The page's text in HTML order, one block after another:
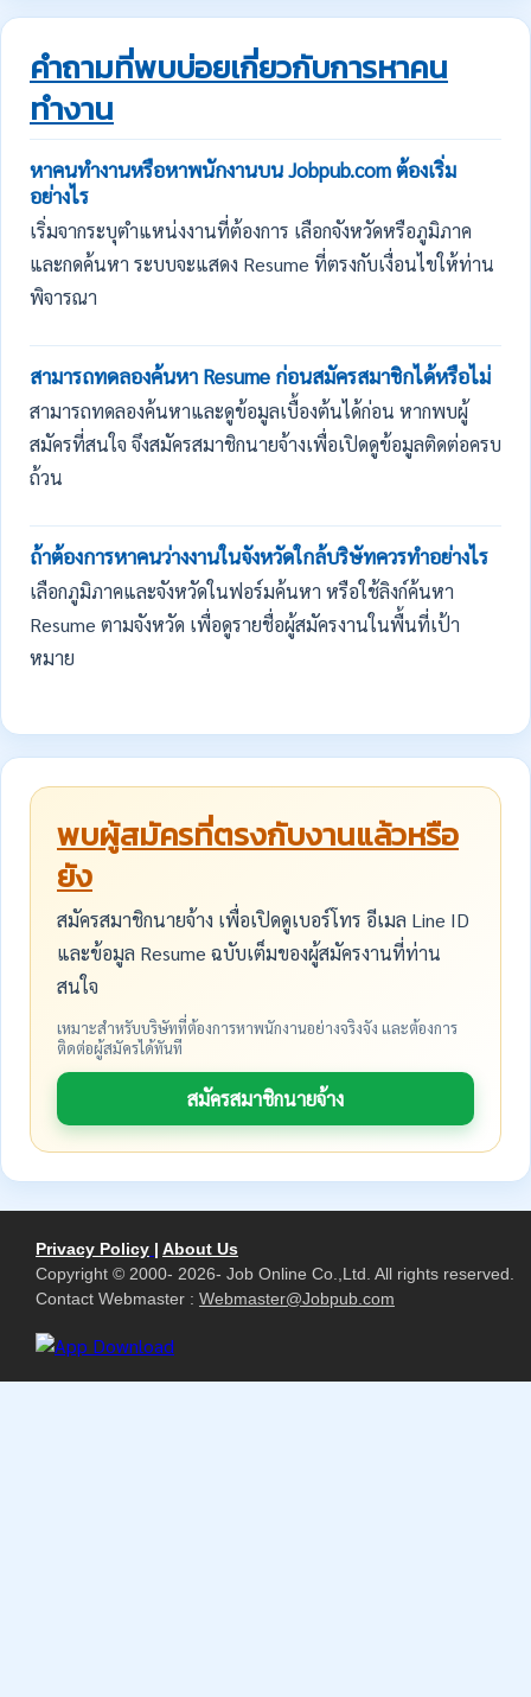
คำถามที่พบบ่อยเกี่ยวกับการหาคน
ทำงาน
หาคนทำงานหรือหาพนักงานบน Jobpub.com ต้องเริ่ม
อย่างไร
เริ่มจากระบุตำแหน่งงานที่ต้องการ เลือกจังหวัดหรือภูมิภาค
และกดค้นหา ระบบจะแสดง Resume ที่ตรงกับเงื่อนไขให้ท่าน
พิจารณา
สามารถทดลองค้นหา Resume ก่อนสมัครสมาชิกได้หรือไม่
สามารถทดลองค้นหาและดูข้อมูลเบื้องต้นได้ก่อน หากพบผู้
สมัครที่สนใจ จึงสมัครสมาชิกนายจ้างเพื่อเปิดดูข้อมูลติดต่อครบ
ถ้วน
ถ้าต้องการหาคนว่างงานในจังหวัดใกล้บริษัทควรทำอย่างไร
เลือกภูมิภาคและจังหวัดในฟอร์มค้นหา หรือใช้ลิงก์ค้นหา
Resume ตามจังหวัด เพื่อดูรายชื่อผู้สมัครงานในพื้นที่เป้า
หมาย
พบผู้สมัครที่ตรงกับงานแล้วหรือ
ยัง
สมัครสมาชิกนายจ้าง เพื่อเปิดดูเบอร์โทร อีเมล Line ID
และข้อมูล Resume ฉบับเต็มของผู้สมัครงานที่ท่าน
สนใจ
เหมาะสำหรับบริษัทที่ต้องการหาพนักงานอย่างจริงจัง และต้องการ
ติดต่อผู้สมัครได้ทันที
สมัครสมาชิกนายจ้าง
Privacy Policy | About Us
Copyright © 2000- 2026- Job Online Co.,Ltd. All rights reserved.
Contact Webmaster : Webmaster@Jobpub.com